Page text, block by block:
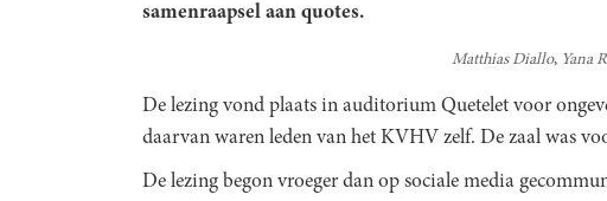
samenraapsel aan quotes.
Matthias Diallo Yana
De lezing vond plaats in auditorium Quetelet voor
daarvan waren leden van het KVHV zelf. De zaal was
De lezing begon vroeger dan op sociale media